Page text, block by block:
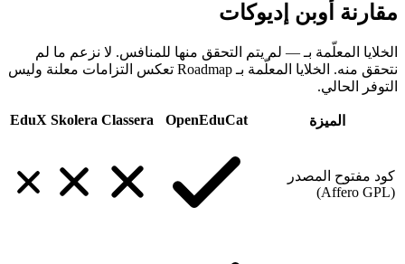
مقارنة أوبن إديوكات
الخلايا المعلّمة بـ — لم يتم التحقق منها للمنافس. لا نزعم ما لم
نتحقق منه. الخلايا المعلّمة بـ Roadmap تعكس التزامات معلنة وليس
التوفر الحالي.
الميزة OpenEduCat
Classera
Skolera
EduX
كود مفتوح المصدر
(Affero GPL)